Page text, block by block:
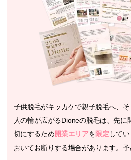
子供脱毛がキッカケで親子脱毛へ、そ
人の輪が広がるDioneの脱毛は、先に
切にするため 開業エリアを 限定 して
おいてお断りする場合があります。予